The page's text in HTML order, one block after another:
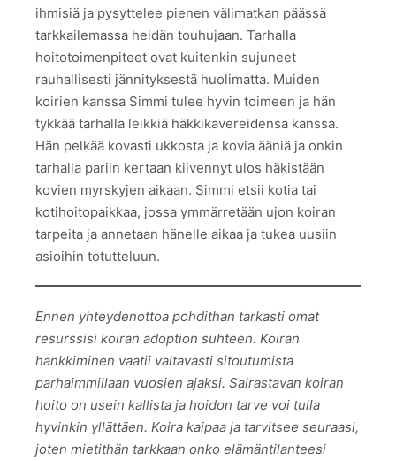
ihmisiä ja pysyttelee pienen välimatkan päässä
tarkkailemassa heidän touhujaan. Tarhalla
hoitotoimenpiteet ovat kuitenkin sujuneet
rauhallisesti jännityksestä huolimatta. Muiden
koirien kanssa Simmi tulee hyvin toimeen ja hän
tykkää tarhalla leikkiä häkkikavereidensa kanssa.
Hän pelkää kovasti ukkosta ja kovia ääniä ja onkin
tarhalla pariin kertaan kiivennyt ulos häkistään
kovien myrskyjen aikaan. Simmi etsii kotia tai
kotihoitopaikkaa, jossa ymmärretään ujon koiran
tarpeita ja annetaan hänelle aikaa ja tukea uusiin
asioihin totutteluun.
Ennen yhteydenottoa pohdithan tarkasti omat
resurssisi koiran adoption suhteen. Koiran
hankkiminen vaatii valtavasti sitoutumista
parhaimmillaan vuosien ajaksi. Sairastavan koiran
hoito on usein kallista ja hoidon tarve voi tulla
hyvinkin yllättäen. Koira kaipaa ja tarvitsee seuraasi,
joten mietithän tarkkaan onko elämäntilanteesi